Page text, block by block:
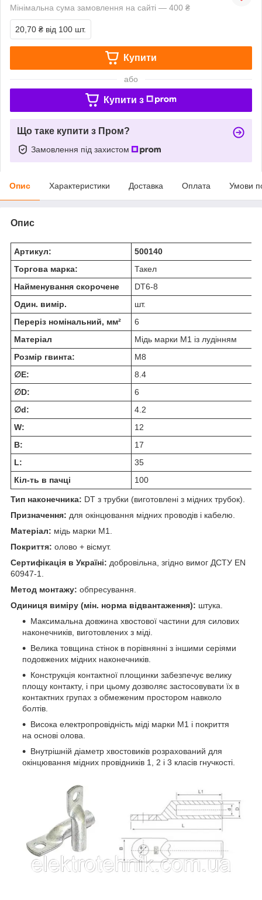
Мінімальна сума замовлення на сайті — 400 ₴
20,70 ₴ від 100 шт.
Купити
або
Купити з
Що таке купити з Пром?
Замовлення під захистом
Опис Характеристики Доставка Оплата Умови
Опис
Артикул:
500140
Торгова марка:
Такел
Найменування скорочене
DT6-8
Один. вимір.
шт.
Переріз номінальний, мм²
6
Матеріал
Мідь марки М1 із лудінням
Розмір гвинта:
М8
∅E:
8.4
∅D:
6
∅d:
4.2
W:
12
В:
17
L:
35
Кіл-ть в пачці
100
Тип наконечника: DT з трубки (виготовлені з мідних трубок).
Призначення: для окінцювання мідних проводів і кабелю.
Матеріал: мідь марки М1.
Покриття: олово + вісмут.
Сертифікація в Україні: добровільна, згідно вимог ДСТУ EN
60947-1.
Метод монтажу: обпресування.
Одиниця виміру (мін. норма відвантаження): штука.
Максимальна довжина хвостової частини для силових
наконечників, виготовлених з міді.
Велика товщина стінок в порівнянні з іншими серіями
подовжених мідних наконечників.
Конструкція контактної площинки забезпечує велику
площу контакту, і при цьому дозволяє застосовувати їх в
контактних групах з обмеженим простором навколо
болтів.
Висока електропровідність міді марки М1 і покриття
на основі олова.
Внутрішній діаметр хвостовиків розрахований для
окінцювання мідних провідників 1, 2 і 3 класів гнучкості.